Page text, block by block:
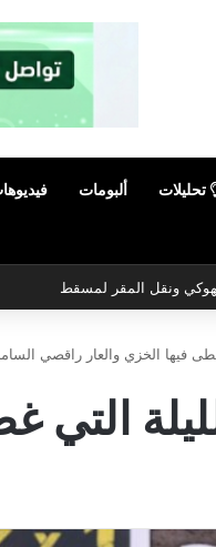
تحليلات ألبومات
أبرز فعالية صيفية رياضية
فيها الخزي والعار راقصي